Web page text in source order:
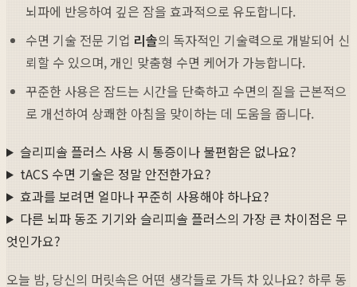
뇌파에 반응하여 깊은 잠을 효과적으로 유도합니다.
수면 기술 전문 기업 리솔의 독자적인 기술력으로 개발되어 신
뢰할 수 있으며, 개인 맞춤형 수면 케어가 가능합니다.
꾸준한 사용은 잠드는 시간을 단축하고 수면의 질을 근본적으
로 개선하여 상쾌한 아침을 맞이하는 데 도움을 줍니다.
슬리피솔 플러스 사용 시 통증이나 불편함은 없나요?
tACS 수면 기술은 정말 안전한가요?
효과를 보려면 얼마나 꾸준히 사용해야 하나요?
다른 뇌파 동조 기기와 슬리피솔 플러스의 가장 큰 차이점은 무
엇인가요?
오늘 밤, 당신의 머릿속은 어떤 생각들로 가득 차 있나요? 하루 동